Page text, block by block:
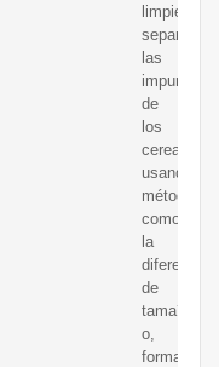
limpieza
separa
las
impurezas
de
los
cereales
usando
métodos
como
la
diferencia
de
tama?
o,
forma,